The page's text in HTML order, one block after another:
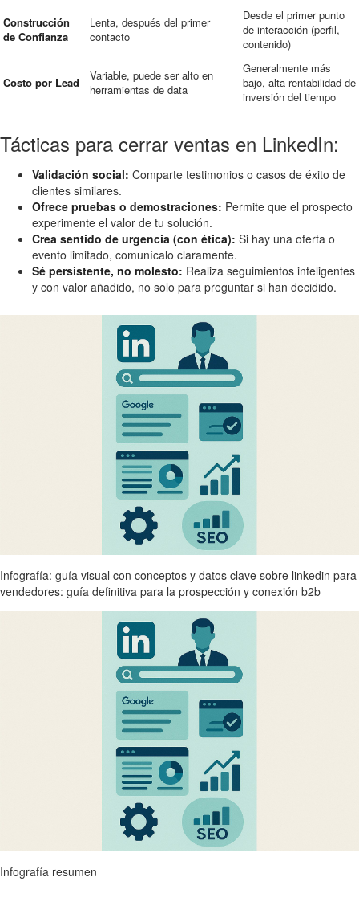
Construcción
de Confianza
Lenta, después del primer
contacto
Desde el primer punto
de interacción (perfil,
contenido)
Costo por Lead
Variable, puede ser alto en
herramientas de data
Generalmente más
bajo, alta rentabilidad de
inversión del tiempo
Tácticas para cerrar ventas en LinkedIn:
Validación social: Comparte testimonios o casos de éxito de
clientes similares.
Ofrece pruebas o demostraciones: Permite que el prospecto
experimente el valor de tu solución.
Crea sentido de urgencia (con ética): Si hay una oferta o
evento limitado, comunícalo claramente.
Sé persistente, no molesto: Realiza seguimientos inteligentes
y con valor añadido, no solo para preguntar si han decidido.
Infografía: guía visual con conceptos y datos clave sobre linkedin para
vendedores: guía definitiva para la prospección y conexión b2b
Infografía resumen